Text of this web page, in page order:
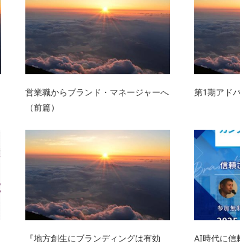
営業職からブランド・マネージャーへ
（前篇）
第1期アド
『地方創生にブランディングは有効
AI時代に信